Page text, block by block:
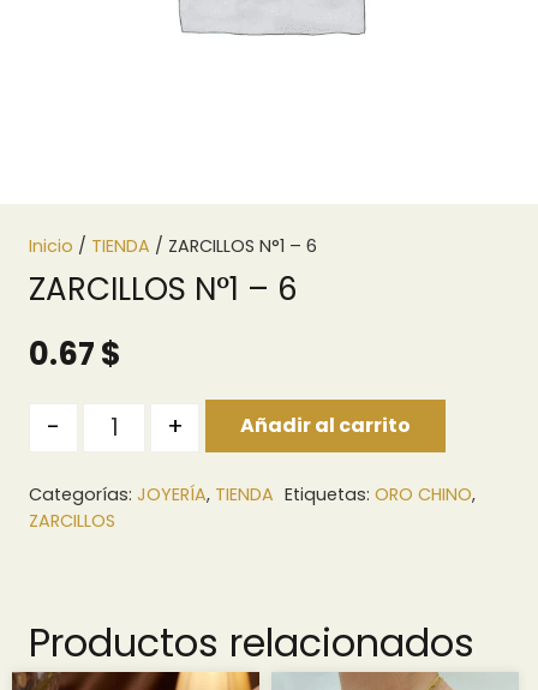
Inicio / TIENDA / ZARCILLOS N°1 – 6
ZARCILLOS N°1 – 6
0.67$
- + Añadir al carrito
Categorías: JOYERÍA, TIENDA Etiquetas: ORO CHINO,
ZARCILLOS
Productos relacionados